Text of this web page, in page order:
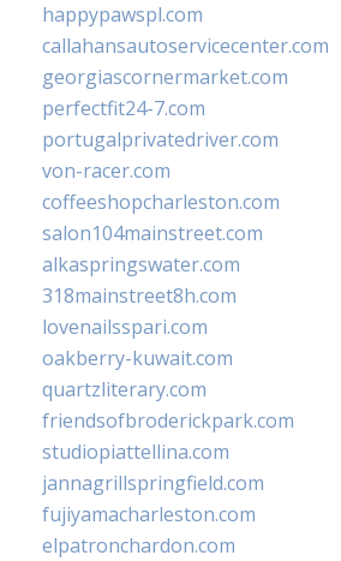
happypawspl.com
callahansautoservicecenter.com
georgiascornermarket.com
perfectfit24-7.com
portugalprivatedriver.com
von-racer.com
coffeeshopcharleston.com
salon104mainstreet.com
alkaspringswater.com
318mainstreet8h.com
lovenailsspari.com
oakberry-kuwait.com
quartzliterary.com
friendsofbroderickpark.com
studiopiattellina.com
jannagrillspringfield.com
fujiyamacharleston.com
elpatronchardon.com